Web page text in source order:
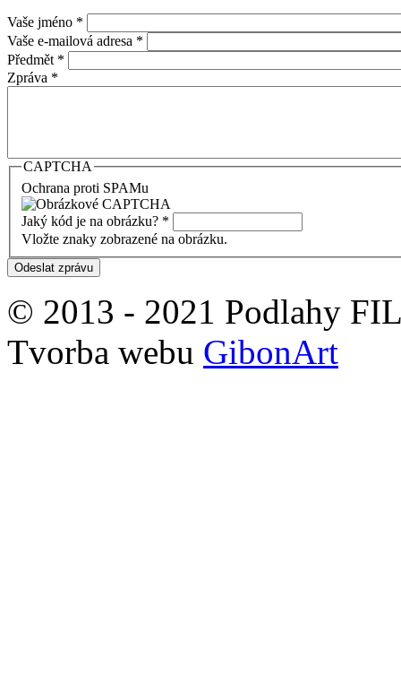
Vaše jméno *
Vaše e-mailová adresa *
Předmět *
Zpráva *
CAPTCHA
Ochrana proti SPAMu
Jaký kód je na obrázku? *
Vložte znaky zobrazené na obrázku.
© 2013 - 2021 Podlahy
Tvorba webu GibonArt